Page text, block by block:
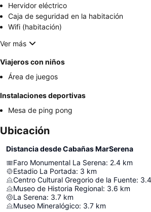
Hervidor eléctrico
Caja de seguridad en la habitación
Wifi (habitación)
Ver más
Viajeros con niños
Área de juegos
Instalaciones deportivas
Mesa de ping pong
Ubicación
Distancia desde Cabañas MarSerena
Faro Monumental La Serena: 2.4 km
Estadio La Portada: 3 km
Centro Cultural Gregorio de la Fuente: 3.4
Museo de Historia Regional: 3.6 km
La Serena: 3.7 km
Museo Mineralógico: 3.7 km